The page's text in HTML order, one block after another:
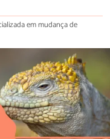
em mudança de